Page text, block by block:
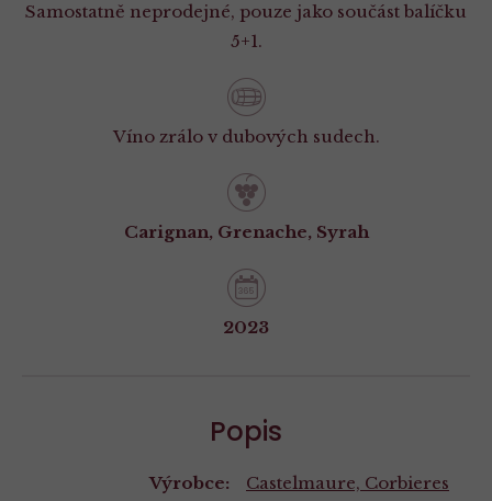
Samostatně neprodejné, pouze jako součást balíčku
5+1.
Víno zrálo v dubových sudech.
Carignan, Grenache, Syrah
2023
Popis
Výrobce:
Castelmaure, Corbieres